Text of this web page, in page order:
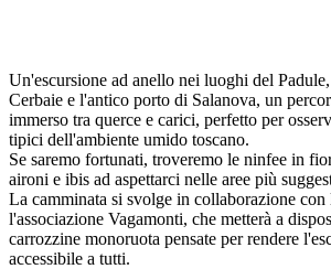
Un'escursione ad anello nei luoghi del
Cerbaie e l'antico porto di Salanova, un
immerso tra querce e carici, perfetto per
tipici dell'ambiente umido toscano.
Se saremo fortunati, troveremo le ninfee in
aironi e ibis ad aspettarci nelle aree più
La camminata si svolge in collaborazione
l'associazione Vagamonti, che metterà a
carrozzine monoruota pensate per rendere
accessibile a tutti.